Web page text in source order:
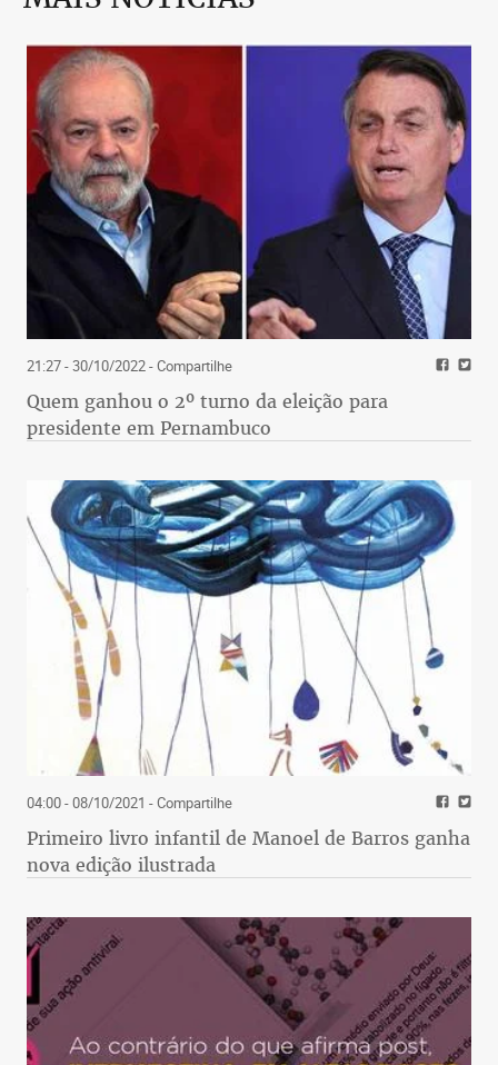
21:27 - 30/10/2022- Compartilhe
Quem ganhou o 2º turno da eleição para
presidente em Pernambuco
04:00 - 08/10/2021 - Compartilhe
Primeiro livro infantil de Manoel de Barros ganha
nova edição ilustrada